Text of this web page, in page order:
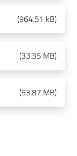
(964.51 kB)
(33.35 MB)
(53.87 MB)